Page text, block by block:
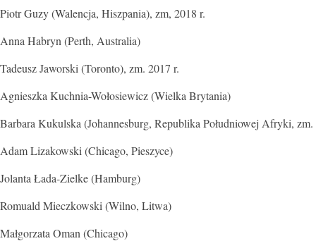
Piotr Guzy (Walencja, Hiszpania), zm, 2018 r.
Anna Habryn (Perth, Australia)
Tadeusz Jaworski (Toronto), zm. 2017 r.
Agnieszka Kuchnia-Wołosiewicz (Wielka Brytania)
Barbara Kukulska (Johannesburg, Republika Południowej Afryki, zm.
Adam Lizakowski (Chicago, Pieszyce)
Jolanta Łada-Zielke (Hamburg)
Romuald Mieczkowski (Wilno, Litwa)
Małgorzata Oman (Chicago)